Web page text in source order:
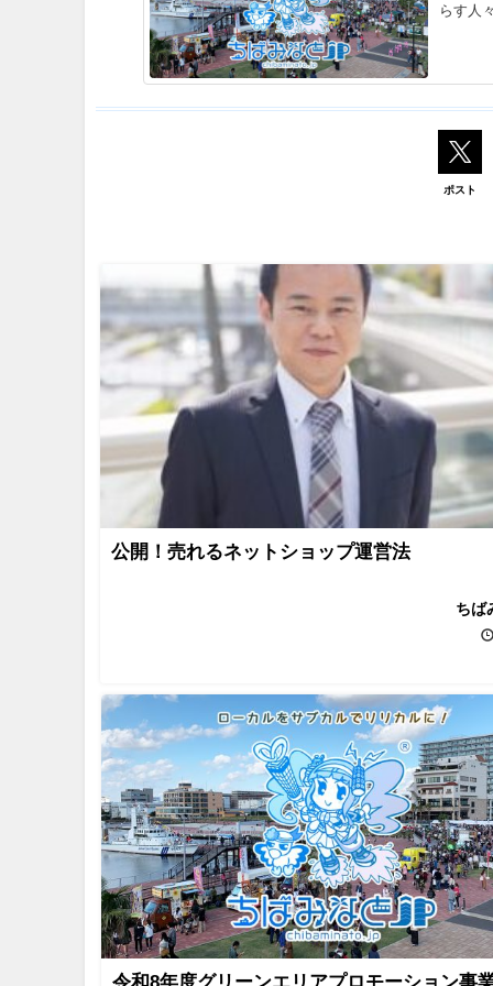
らす人
ポスト
公開！売れるネットショップ運営法
ちば
令和8年度グリーンエリアプロモーション事